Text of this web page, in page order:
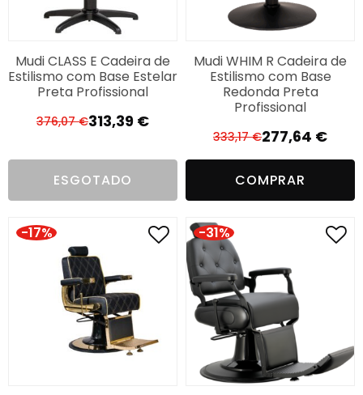
Mudi CLASS E Cadeira de
Estilismo com Base Estelar
Preta Profissional
376,07€ O
era:
313,39 €
O
é:
ESGOTADO
Mudi WHIM R Cadeira de
Estilismo com Base
Redonda Preta
Profissional
333,17€ O
preço
original
era:
333,17 €.
277,64 €
O
preço
atual
é:
277,64 €.
COMPRAR
-17% -31%